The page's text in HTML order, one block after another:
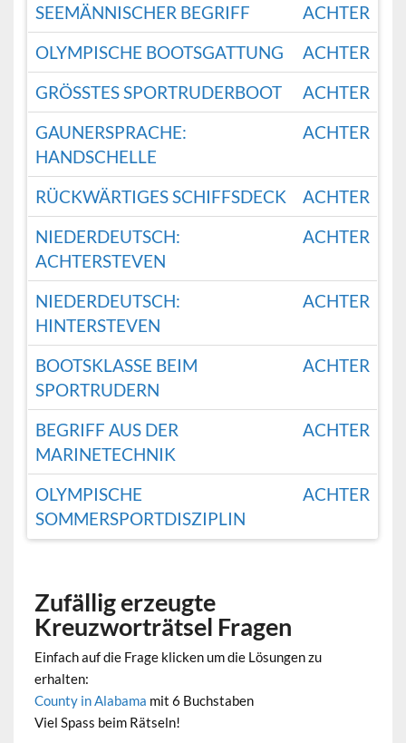
SEEMÄNNISCHER BEGRIFF
ACHTER
OLYMPISCHE BOOTSGATTUNG
ACHTER
GRÖSSTES SPORTRUDERBOOT
ACHTER
GAUNERSPRACHE:
HANDSCHELLE
ACHTER
RÜCKWÄRTIGES SCHIFFSDECK
ACHTER
NIEDERDEUTSCH:
ACHTERSTEVEN
ACHTER
NIEDERDEUTSCH:
HINTERSTEVEN
ACHTER
BOOTSKLASSE BEIM
SPORTRUDERN
ACHTER
BEGRIFF AUS DER
MARINETECHNIK
ACHTER
OLYMPISCHE
SOMMERSPORTDISZIPLIN
ACHTER
Zufällig erzeugte
Kreuzworträtsel Fragen
Einfach auf die Frage klicken um die Lösungen zu
erhalten:
County in Alabama mit 6 Buchstaben
Viel Spass beim Rätseln!